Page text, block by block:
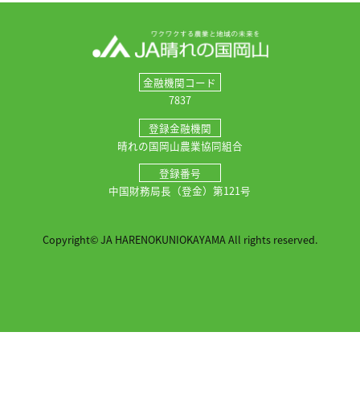
金融機関コード
7837
登録金融機関
晴れの国岡山農業協同組合
登録番号
中国財務局長（登金）第121号
Copyright© JA HARENOKUNIOKAYAMA All rights reserved.